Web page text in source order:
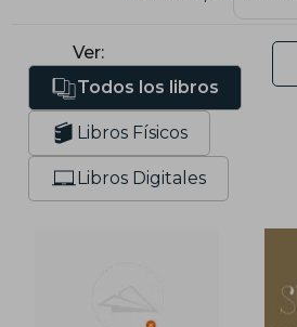
Ver:
Todos los libros
Libros Físicos
Libros Digitales